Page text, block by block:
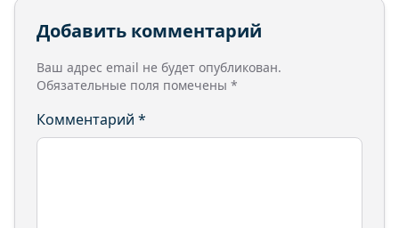
Добавить комментарий
Ваш адрес email не будет опубликован.
Обязательные поля помечены *
Комментарий *